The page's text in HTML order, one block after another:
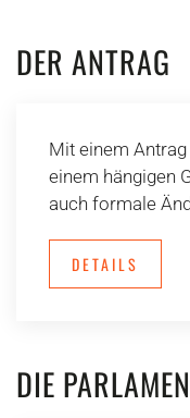
DER ANTRAG
Mit einem
einem hängigen
auch formale
DETAILS
DIE